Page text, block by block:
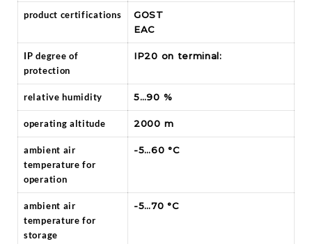
product certifications
GOST
EAC
IP degree of
protection
IP20 on terminal:
relative humidity 5…90 %
operating altitude 2000 m
ambient air
temperature for
operation
-5…60 °C
ambient air
temperature for
storage
-5…70 °C